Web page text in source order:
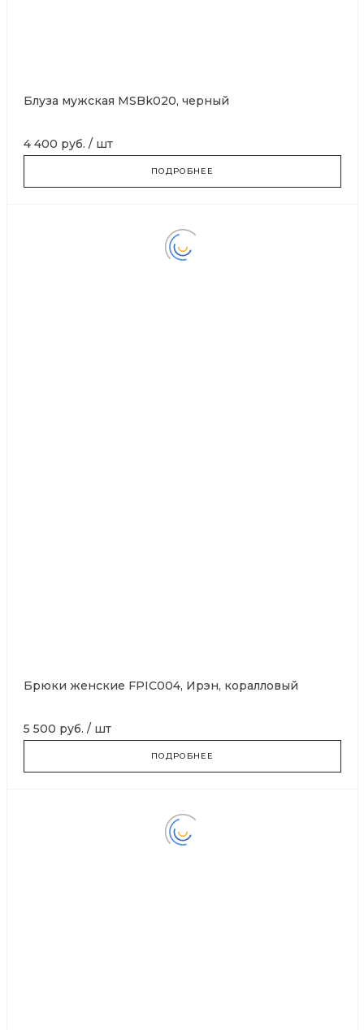
Блуза мужская MSBk020, черный
4 400 руб. / шт
ПОДРОБНЕЕ
Брюки женские FPIC004, Ирэн, коралловый
5 500 руб. / шт
ПОДРОБНЕЕ